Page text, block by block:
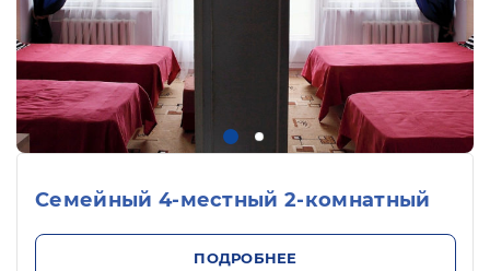
Семейный 4-местный 2-комнатный
ПОДРОБНЕЕ